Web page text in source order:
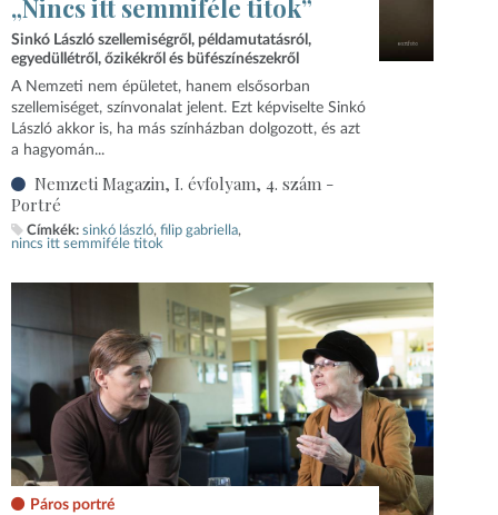
„Nincs itt semmiféle titok”
Sinkó László szellemiségről, példamutatásról,
egyedüllétről, őzikékről és büfészínészekről
A Nemzeti nem épületet, hanem elsősorban
szellemiséget, színvonalat jelent. Ezt képviselte Sinkó
László akkor is, ha más színházban dolgozott, és azt
a hagyomán...
Nemzeti Magazin, I. évfolyam, 4. szám -
Portré
Címkék: sinkó lászló filip gabriella
nincs itt semmiféle titok
Páros portré